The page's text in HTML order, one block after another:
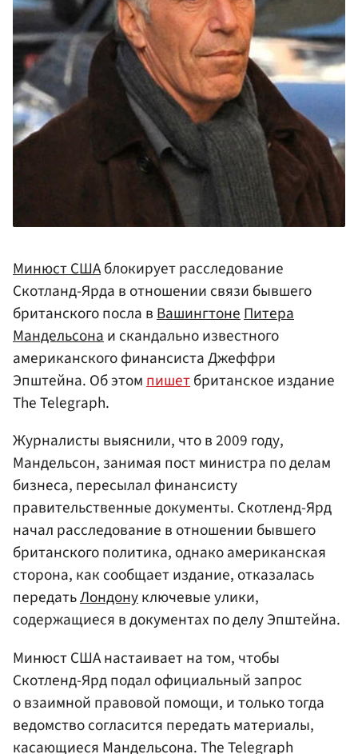
МинюстСШАблокирует расследование
Скотланд-Ярда в отношении связи бывшего
британского посла вВашингтонеПитера
Мандельсонаи скандально известного
американского финансиста Джеффри
Эпштейна. Об этомпишетбританское издание
The Telegraph.
Журналисты выяснили, что в 2009 году,
Мандельсон, занимая пост министра по делам
бизнеса, пересылал финансисту
правительственные документы. Скотленд-Ярд
начал расследование в отношении бывшего
британского политика, однако американская
сторона, как сообщает издание, отказалась
передатьЛондонуключевые улики,
содержащиеся в документах по делу Эпштейна.
Минюст США настаивает на том, чтобы
Скотленд-Ярд подал официальный запрос
о взаимной правовой помощи, и только тогда
ведомство согласится передать материалы,
касающиеся Мандельсона. The Telegraph